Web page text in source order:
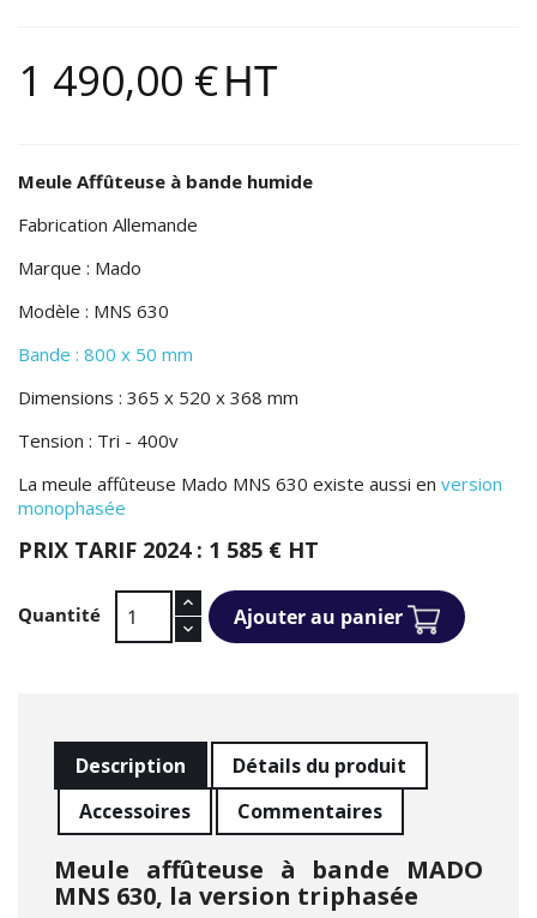
1 490,00 €HT
Meule Affûteuse à bande humide
Fabrication Allemande
Marque : Mado
Modèle : MNS 630
Bande : 800 x 50 mm
Dimensions : 365 x 520 x 368 mm
Tension : Tri - 400v
La meule affûteuse Mado MNS 630 existe aussi en version
monophasée
PRIX TARIF 2024 : 1 585 € HT
Quantité Ajouter au panier
Description
Détails du produit
Accessoires
Commentaires
Meule affûteuse à bande MADO
MNS 630, la version triphasée